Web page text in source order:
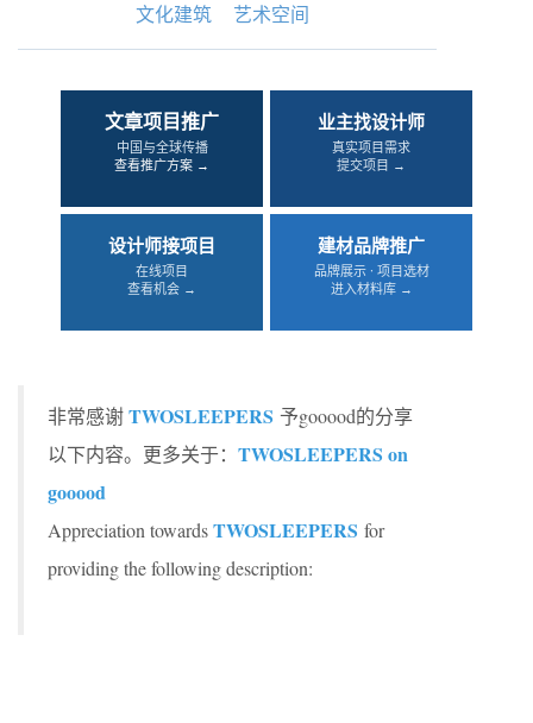
文化建筑
艺术空间
文章项目推广
中国与全球传播
查看推广方案 →
业主找设计师
真实项目需求
提交项目 →
设计师接项目
在线项目
查看机会 →
建材品牌推广
品牌展示 · 项目选材
进入材料库 →
非常感谢TWOSLEEPERS 予gooood的分享
以下内容。更多关于： TWOSLEEPERS on
gooood
Appreciation towardsTWOSLEEPERS for
providing the following description: